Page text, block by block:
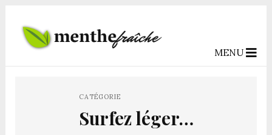
MENU
CATÉGORIE
Surfez léger…